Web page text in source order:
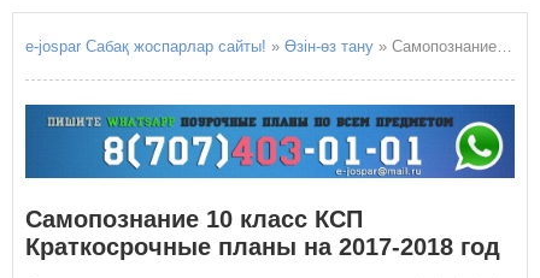
e-jospar Сабақ жоспарлар сайты! » Өзін-өз тану » Самопознание 10 класс КСП Краткосрочные планы на 2017-2018 год
Самопознание 10 класс КСП
Краткосрочные планы на 2017-2018 год